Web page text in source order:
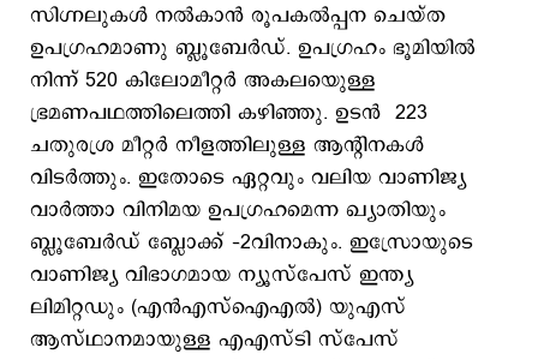
സിഗ്നലുകൾ നൽകാൻ രൂപകൽപ്പന ചെയ്ത
ഉപഗ്രഹമാണു ബ്ലൂബേർഡ്. ഉപഗ്രഹം ഭൂമിയില്‍
നിന്ന് 520 കിലോമീറ്റര്‍ അകലയെുള്ള
ഭ്രമണപഥത്തിലെത്തി കഴിഞ്ഞു. ഉടന്‍ 223
ചതുരശ്ര മീറ്റര്‍ നീളത്തിലുള്ള ആന്റിനകള്‍
വിടര്‍ത്തും. ഇതോടെ ഏറ്റവും വലിയ വാണിജ്യ
വാര്‍ത്താ വിനിമയ ഉപഗ്രഹമെന്ന ഖ്യാതിയും
ബ്ലൂബേര്‍ഡ് ബ്ലോക്ക് –2വിനാകും. ഇസ്രോയുടെ
വാണിജ്യ വിഭാഗമായ ന്യൂസ്‌പേസ് ഇന്ത്യ
ലിമിറ്റഡും (എൻ‌എസ്‌ഐ‌എൽ) യുഎസ്
ആസ്ഥാനമായുള്ള എ‌എസ്‌ടി സ്‌പേസ്